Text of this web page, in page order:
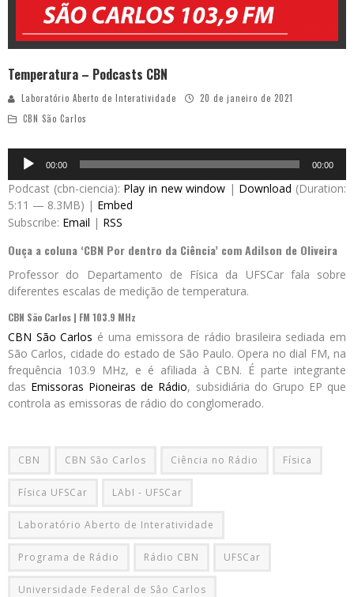
Temperatura – Podcasts CBN
Laboratório Aberto de Interatividade
20 de janeiro de 2021
CBN São Carlos
Audio
Player
00:00 00:00
Podcast (cbn-ciencia): Play in new window | Download (Duration:
5:11 — 8.3MB) | Embed
Subscribe: Email | RSS
Ouça a coluna ‘CBN Por dentro da Ciência’ com Adilson de Oliveira
Professor do Departamento de Física da UFSCar fala sobre
diferentes escalas de medição de temperatura.
CBN São Carlos | FM 103.9 MHz
CBN São Carlos é uma emissora de rádio brasileira sediada em
São Carlos, cidade do estado de São Paulo. Opera no dial FM, na
frequência 103.9 MHz, e é afiliada à CBN. É parte integrante
das Emissoras Pioneiras de Rádio, subsidiária do Grupo EP que
controla as emissoras de rádio do conglomerado.
CBN CBN São Carlos Ciência no Rádio Física
Física UFSCar LAbI - UFSCar
Laboratório Aberto de Interatividade
Programa de Rádio Rádio CBN UFSCar
Universidade Federal de Sâo Carlos